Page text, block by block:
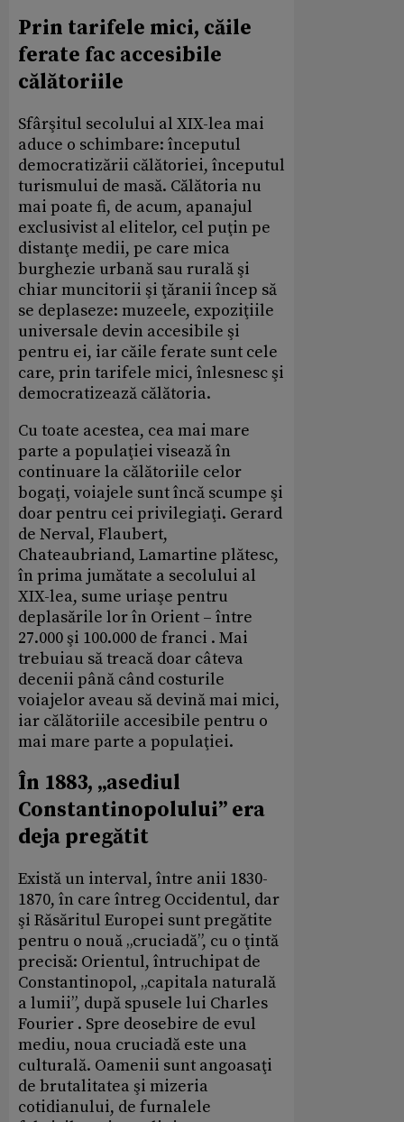
Prin tarifele mici, căile
ferate fac accesibile
călătoriile
Sfârşitul secolului al XIX-lea mai
aduce o schimbare: începutul
democratizării călătoriei, începutul
turismului de masă. Călătoria nu
mai poate fi, de acum, apanajul
exclusivist al elitelor, cel puţin pe
distanţe medii, pe care mica
burghezie urbană sau rurală şi
chiar muncitorii şi ţăranii încep să
se deplaseze: muzeele, expoziţiile
universale devin accesibile şi
pentru ei, iar căile ferate sunt cele
care, prin tarifele mici, înlesnesc şi
democratizează călătoria.
Cu toate acestea, cea mai mare
parte a populaţiei visează în
continuare la călătoriile celor
bogaţi, voiajele sunt încă scumpe şi
doar pentru cei privilegiaţi. Gerard
de Nerval, Flaubert,
Chateaubriand, Lamartine plătesc,
în prima jumătate a secolului al
XIX-lea, sume uriaşe pentru
deplasările lor în Orient – între
27.000 şi 100.000 de franci . Mai
trebuiau să treacă doar câteva
decenii până când costurile
voiajelor aveau să devină mai mici,
iar călătoriile accesibile pentru o
mai mare parte a populaţiei.
În 1883, „asediul
Constantinopolului” era
deja pregătit
Există un interval, între anii 1830-
1870, în care întreg Occidentul, dar
şi Răsăritul Europei sunt pregătite
pentru o nouă „cruciadă”, cu o ţintă
precisă: Orientul, întruchipat de
Constantinopol, „capitala naturală
a lumii”, după spusele lui Charles
Fourier . Spre deosebire de evul
mediu, noua cruciadă este una
culturală. Oamenii sunt angoasaţi
de brutalitatea şi mizeria
cotidianului, de furnalele